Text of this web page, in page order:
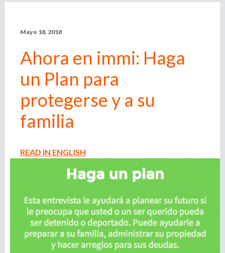
m
l
e
a
d
o
c
a
d
o
r
o
Mayo 18, 2018
Ahora en immi: Haga
un Plan para
protegerse y a su
familia
READ IN ENGLISH